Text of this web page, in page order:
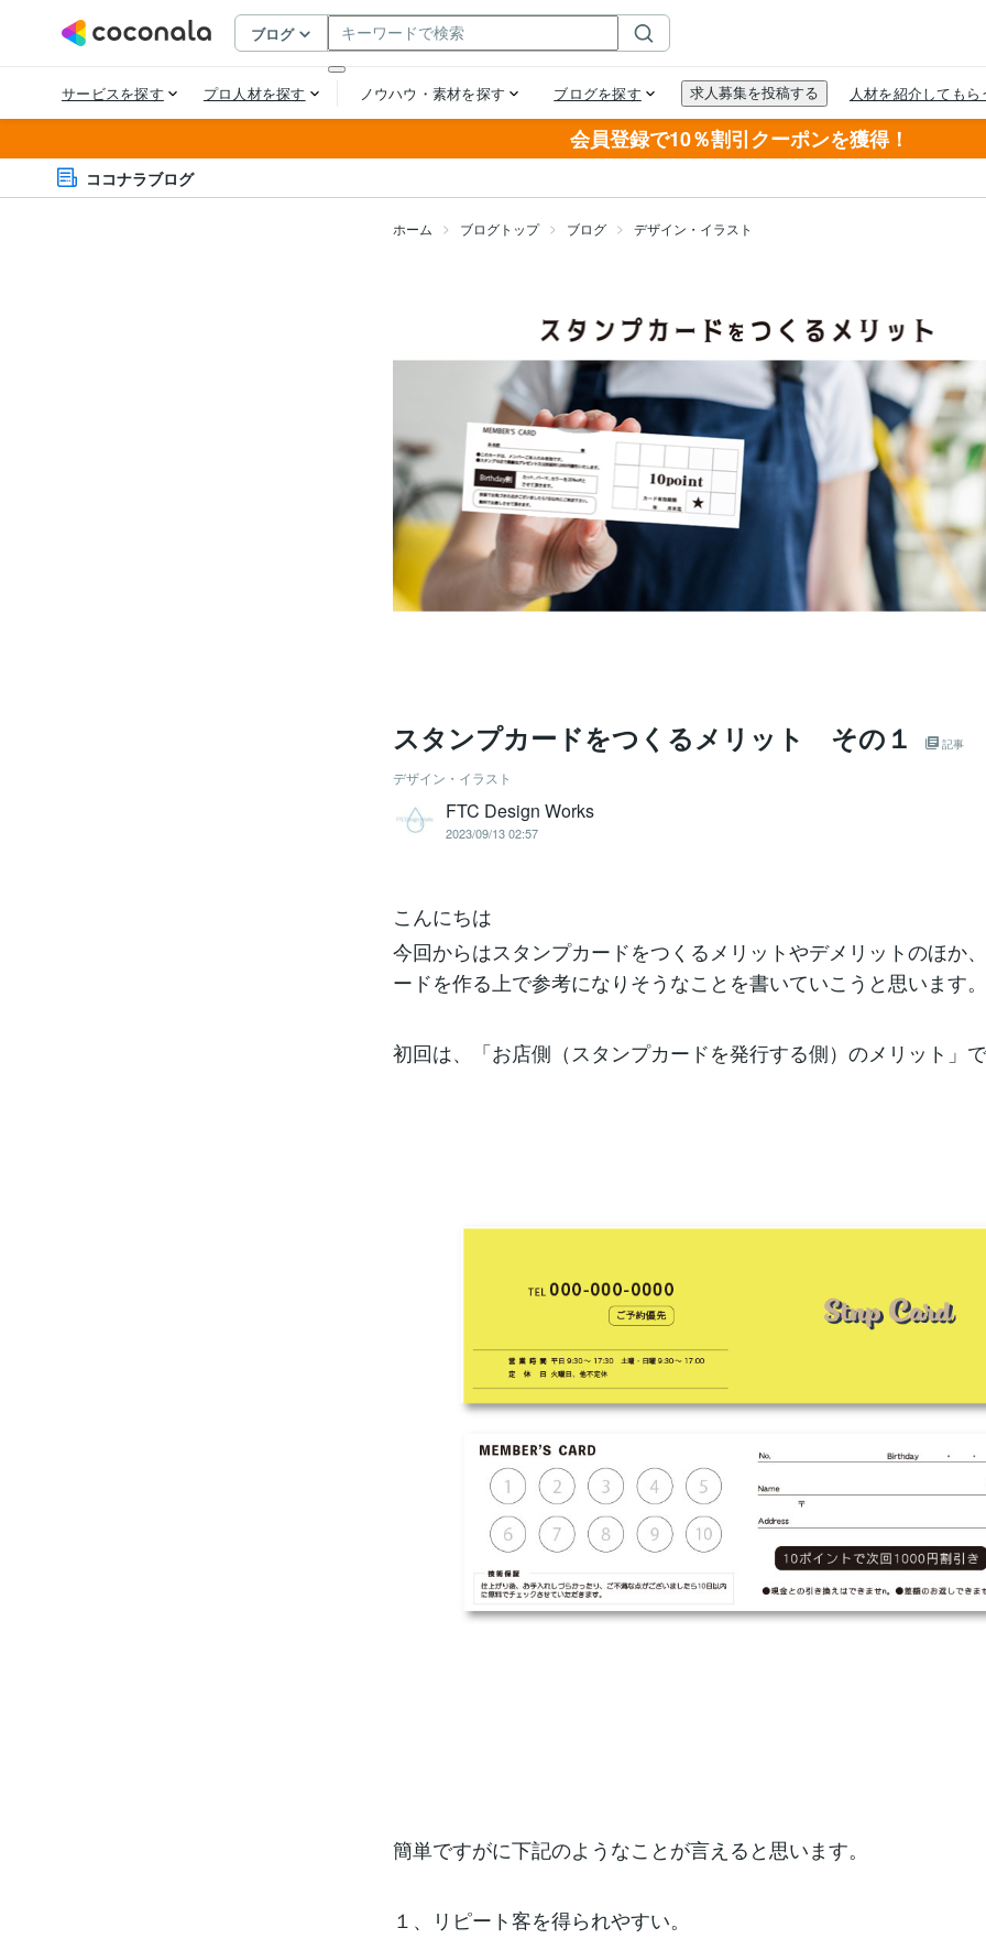
会員登録で10％割引クーポンを獲得！
ココナラブログ
ホーム ブログトップ ブログ デザイン・イラスト
スタンプカードをつくるメリット その１ 記事
デザイン・イラスト
FTC Design Works
2023/09/13 02:57
こんにちは
今回からはスタンプカードをつくるメリットやデメリットのほか
ードを作る上で参考になりそうなことを書いていこうと思います。
初回は、「お店側（スタンプカードを発行する側）のメリット」
簡単ですがに下記のようなことが言えると思います。
１、リピート客を得られやすい。